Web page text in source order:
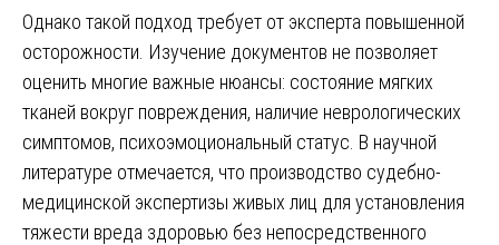
Однако такой подход требует от эксперта повышенной
осторожности. Изучение документов не позволяет
оценить многие важные нюансы: состояние мягких
тканей вокруг повреждения, наличие неврологических
симптомов, психоэмоциональный статус. В научной
литературе отмечается, что производство судебно-
медицинской экспертизы живых лиц для установления
тяжести вреда здоровью без непосредственного